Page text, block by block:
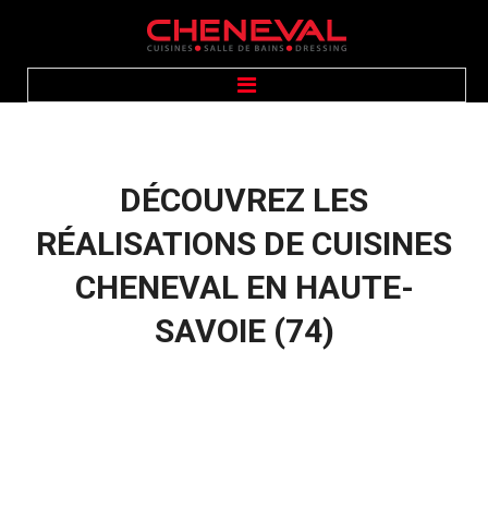
ÉQUIPEMENTS
GALERIE PHOTOS
CONTACT
DÉCOUVREZ LES
RÉALISATIONS DE CUISINES
CHENEVAL EN HAUTE-
SAVOIE (74)